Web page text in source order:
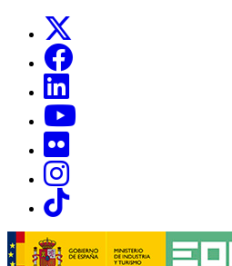
Links, Opens in this window
Links, Opens in this window
Links, Opens in this window
Links, Opens in this window
Links, Opens in this window